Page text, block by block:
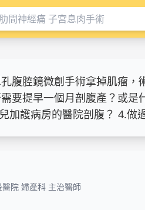
腹腔鏡微創手術拿掉肌瘤
要提早一個月剖腹產？或
加護病房的醫院剖腹？ 4.做
院 婦產科 主治醫師